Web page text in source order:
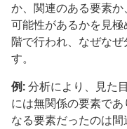
か、関連のある要素
可能性があるかを見
階で行われ、なぜな
す。
例:分析により、見た
には無関係の要素で
なる要素だったのは